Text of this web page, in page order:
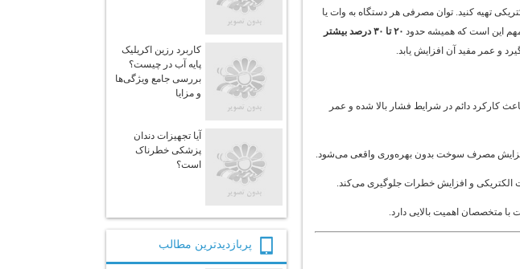
تهیه کنید. توان مصرفی هر دستگاه به وات یا
این است که همیشه حدود
۲۰ تا ۳۰ درصد بیشتر
و عمر مفید آن افزایش یابد.
کارکرد دائم در شرایط فشار بالا شده و عمر
مصرف سوخت بدون بهره‌وری واقعی می‌شود.
الکتریکی و افزایش خطرات جلوگیری می‌کند.
با متخصصان اهمیت بالایی دارد.
کاربرد رزین اکریلیک
پایه آب در چیست؟
بررسی جامع ویژگی‌ها
و مزایا
آیا تجهیزات دندان
پزشکی خطرناک
است؟
پربازديدترين مطالب